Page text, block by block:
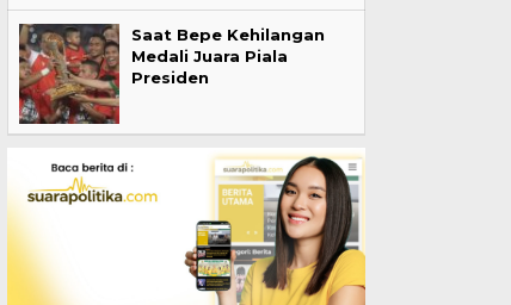
Saat Bepe Kehilangan
Medali Juara Piala
Presiden